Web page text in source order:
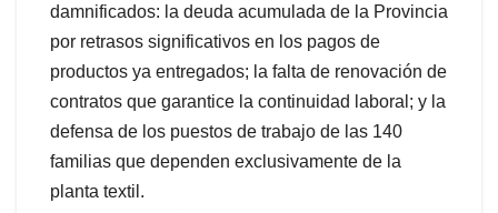
damnificados: la deuda acumulada de la Provincia
por retrasos significativos en los pagos de
productos ya entregados; la falta de renovación de
contratos que garantice la continuidad laboral; y la
defensa de los puestos de trabajo de las 140
familias que dependen exclusivamente de la
planta textil.